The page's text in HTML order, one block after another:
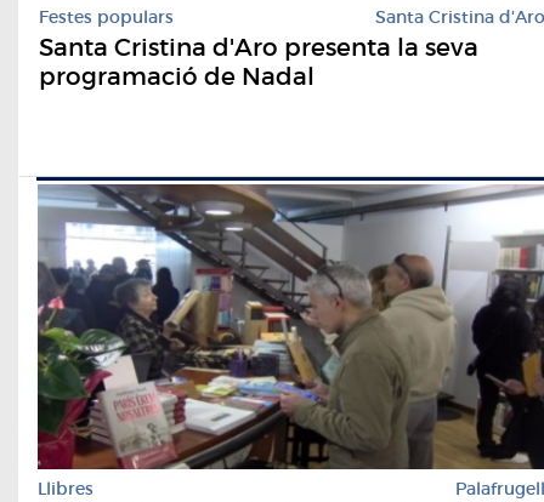
Festes populars Santa Cristina d'Aro
Santa Cristina d'Aro presenta la seva
programació de Nadal
Llibres Palafrugell